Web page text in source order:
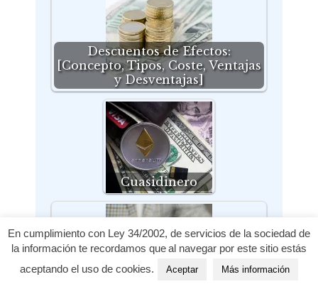
Descuentos de Efectos:
[Concepto, Tipos, Coste, Ventajas
y Desventajas]
Cuasidinero
En cumplimiento con Ley 34/2002, de servicios de la sociedad de
la información te recordamos que al navegar por este sitio estás
aceptando el uso de cookies.
Aceptar Más información